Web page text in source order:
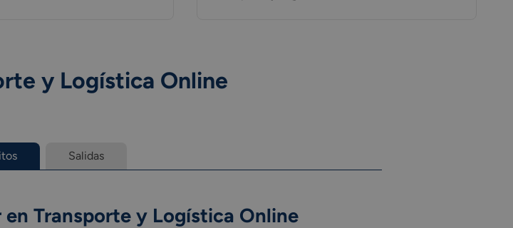
y Logística Online
Salidas
Transporte y Logística Online